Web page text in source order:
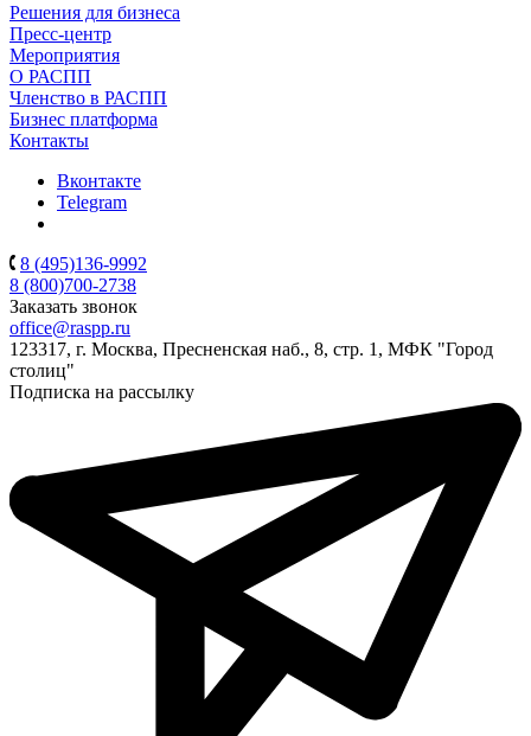
Решения для бизнеса
Пресс-центр
Мероприятия
О РАСПП
Членство в РАСПП
Бизнес платформа
Контакты
Вконтакте
Telegram
8 (495)136-9992
8 (800)700-2738
Заказать звонок
office@raspp.ru
123317, г. Москва, Пресненская наб., 8, стр. 1, МФК "Город
столиц"
Подписка на рассылку